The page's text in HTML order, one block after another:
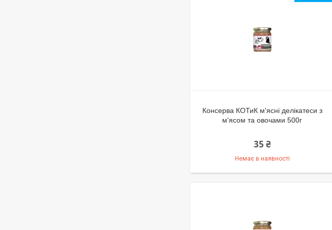
Консерва КОТиК м'ясні делікатеси з
м'ясом та овочами 500г
35 ₴
Немає в наявності